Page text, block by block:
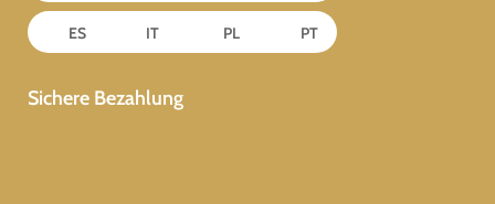
ES IT PL PT
Sichere Bezahlung